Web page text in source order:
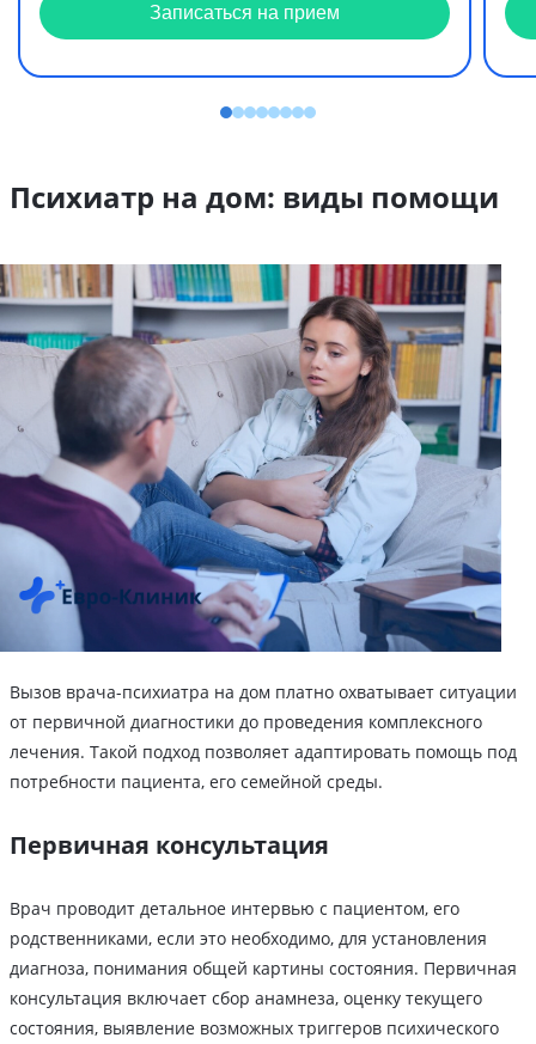
Записаться на прием
Психиатр на дом: виды помощи
Вызов врача-психиатра на дом платно охватывает ситуации
от первичной диагностики до проведения комплексного
лечения. Такой подход позволяет адаптировать помощь под
потребности пациента, его семейной среды.
Первичная консультация
Врач проводит детальное интервью с пациентом, его
родственниками, если это необходимо, для установления
диагноза, понимания общей картины состояния. Первичная
консультация включает сбор анамнеза, оценку текущего
состояния, выявление возможных триггеров психического